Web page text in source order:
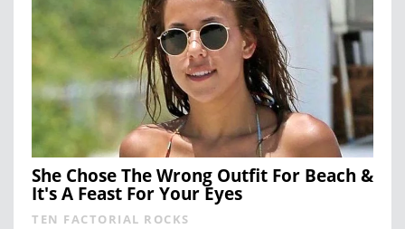
She Chose The Wrong Outfit For Beach &
It's A Feast For Your Eyes
TEN FACTORIAL ROCKS